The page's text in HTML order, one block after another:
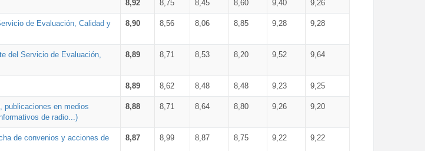
8,92 8,75 8,45 8,60 9,40 9,26
de Evaluación, Calidad y
8,90 8,56 8,06 8,85 9,28 9,28
del Servicio de Evaluación,
8,89 8,71 8,53 8,20 9,52 9,64
8,89 8,62 8,48 8,48 9,23 9,25
publicaciones en medios
de radio...)
8,88 8,71 8,64 8,80 9,26 9,20
de convenios y acciones de
8,87 8,99 8,87 8,75 9,22 9,22